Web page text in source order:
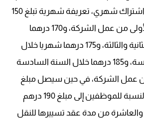
الحصول على بطائق اشتراك شهري، تعريفة شهرية تبلغ 150
درهما خلال السنة الأولى من عمل الشركة، و170 درهما
شهريا خلال السنة الثانية والثالثة، و175 درهما شهريا خلال
السنة الرابعة والخامسة، و185 درهما خلال السنة السادسة
من عمل الشركة، في حين سيصل مبلغ
الاشتراك الشهري بالنسبة للموظفين إلى مبلغ 190 درهم
من مدة عقد تسييرها للنقل